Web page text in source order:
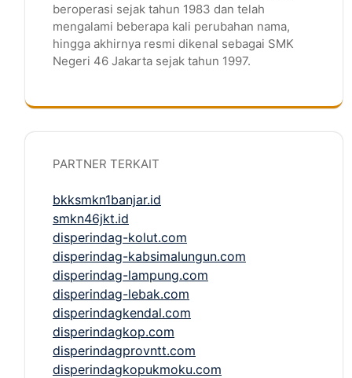
beroperasi sejak tahun 1983 dan telah
mengalami beberapa kali perubahan nama,
hingga akhirnya resmi dikenal sebagai SMK
Negeri 46 Jakarta sejak tahun 1997.
PARTNER TERKAIT
bkksmkn1banjar.id
smkn46jkt.id
disperindag-kolut.com
disperindag-kabsimalungun.com
disperindag-lampung.com
disperindag-lebak.com
disperindagkendal.com
disperindagkop.com
disperindagprovntt.com
disperindagkopukmoku.com